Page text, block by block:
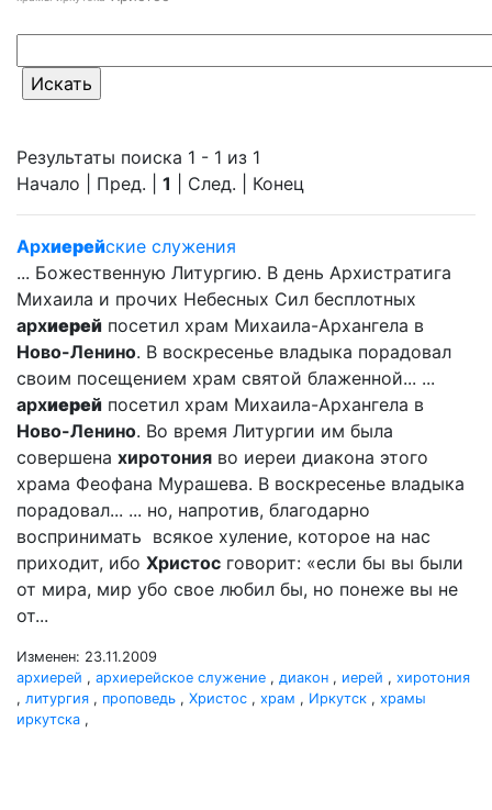
Результаты поиска 1 - 1 из 1
Начало | Пред. | 1 | След. | Конец
Архиерейские служения
... Божественную Литургию. В день Архистратига
Михаила и прочих Небесных Сил бесплотных
архиерей посетил храм Михаила-Архангела в
Ново-Ленино. В воскресенье владыка порадовал
своим посещением храм святой блаженной... ...
архиерей посетил храм Михаила-Архангела в
Ново-Ленино. Во время Литургии им была
совершена хиротония во иереи диакона этого
храма Феофана Мурашева. В воскресенье владыка
порадовал... ... но, напротив, благодарно
воспринимать всякое хуление, которое на нас
приходит, ибо Христос говорит: «если бы вы были
от мира, мир убо свое любил бы, но понеже вы не
от...
Изменен: 23.11.2009
архиерей , архиерейское служение , диакон , иерей , хиротония
, литургия , проповедь , Христос , храм , Иркутск , храмы
иркутска ,